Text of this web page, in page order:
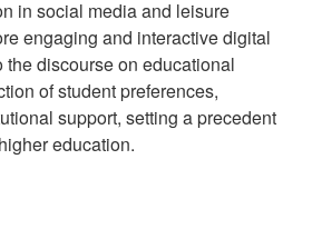
in social media and leisure
engaging and interactive digital
discourse on educational
of student preferences,
support, setting a precedent
education.